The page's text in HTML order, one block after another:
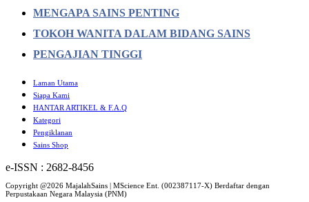
MENGAPA SAINS PENTING
TOKOH WANITA DALAM BIDANG SAINS
PENGAJIAN TINGGI
Laman Utama
Siapa Kami
HANTAR ARTIKEL & F.A.Q
Kategori
Pengiklanan
Sains Shop
e-ISSN : 2682-8456
Copyright @2026 MajalahSains | MScience Ent. (002387117-X) Berdaftar dengan
Perpustakaan Negara Malaysia (PNM)